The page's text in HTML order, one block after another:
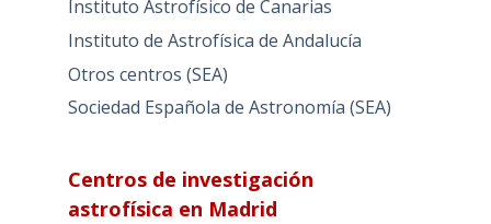
Instituto Astrofísico de Canarias
Instituto de Astrofísica de Andalucía
Otros centros (SEA)
Sociedad Española de Astronomía (SEA)
Centros de investigación
astrofísica en Madrid